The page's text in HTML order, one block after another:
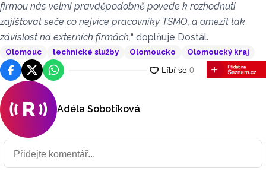
firmou nás velmi pravděpodobně povede k rozhodnutí
zajišťovat seče co nejvíce pracovníky TSMO, a omezit tak
závislost na externích firmách,“ doplňuje Dostál.
Olomouc technické služby Olomoucko Olomoucký kraj
FacebookPlatforma X
WhatsApp
Adéla Sobotíková